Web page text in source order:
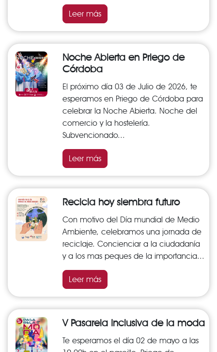
Leer más
Noche Abierta en Priego de
Córdoba
El próximo día 03 de Julio de 2026, te
esperamos en Priego de Córdoba para
celebrar la Noche Abierta. Noche del
comercio y la hostelería.
Subvencionado...
Leer más
Recicla hoy siembra futuro
Con motivo del Día mundial de Medio
Ambiente, celebramos una jornada de
reciclaje. Concienciar a la ciudadanía
y a los mas peques de la importancia...
Leer más
V Pasarela Inclusiva de la moda
Te esperamos el día 02 de mayo a las